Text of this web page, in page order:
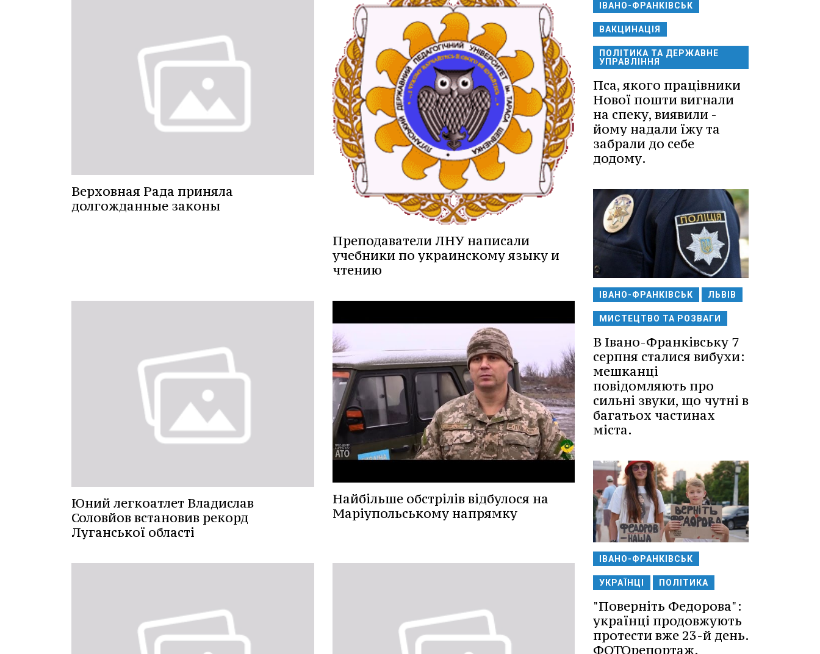
Верховная Рада приняла
долгожданные законы
Преподаватели ЛНУ написали
учебники по украинскому языку и
чтению
Юний легкоатлет Владислав
Соловйов встановив рекорд
Луганської області
Найбільше обстрілів відбулося на
Маріупольському напрямку
ІВАНО-ФРАНКІВСЬК
ВАКЦИНАЦІЯ
ПОЛІТИКА ТА ДЕРЖАВНЕ
УПРАВЛІННЯ
Пса, якого працівники
Нової пошти вигнали
на спеку, виявили -
йому надали їжу та
забрали до себе
додому.
ІВАНО-ФРАНКІВСЬК ЛЬВІВ
МИСТЕЦТВО ТА РОЗВАГИ
В Івано-Франківську 7
серпня сталися вибухи:
мешканці
повідомляють про
сильні звуки, що чутні в
багатьох частинах
міста.
ІВАНО-ФРАНКІВСЬК
УКРАЇНЦІ ПОЛІТИКА
"Поверніть Федорова":
українці продовжують
протести вже 23-й день.
ФОТОрепортаж.